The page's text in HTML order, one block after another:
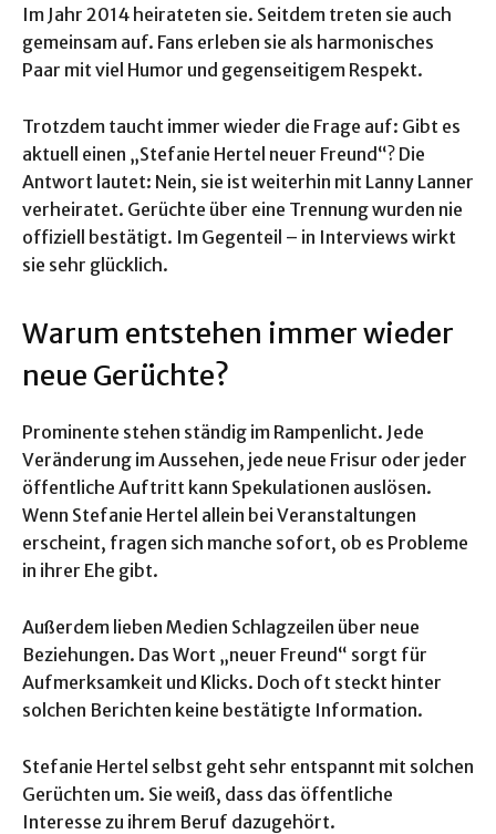
Im Jahr 2014 heirateten sie. Seitdem treten sie auch
gemeinsam auf. Fans erleben sie als harmonisches
Paar mit viel Humor und gegenseitigem Respekt.
Trotzdem taucht immer wieder die Frage auf: Gibt es
aktuell einen „Stefanie Hertel neuer Freund“? Die
Antwort lautet: Nein, sie ist weiterhin mit Lanny Lanner
verheiratet. Gerüchte über eine Trennung wurden nie
offiziell bestätigt. Im Gegenteil – in Interviews wirkt
sie sehr glücklich.
Warum entstehen immer wieder
neue Gerüchte?
Prominente stehen ständig im Rampenlicht. Jede
Veränderung im Aussehen, jede neue Frisur oder jeder
öffentliche Auftritt kann Spekulationen auslösen.
Wenn Stefanie Hertel allein bei Veranstaltungen
erscheint, fragen sich manche sofort, ob es Probleme
in ihrer Ehe gibt.
Außerdem lieben Medien Schlagzeilen über neue
Beziehungen. Das Wort „neuer Freund“ sorgt für
Aufmerksamkeit und Klicks. Doch oft steckt hinter
solchen Berichten keine bestätigte Information.
Stefanie Hertel selbst geht sehr entspannt mit solchen
Gerüchten um. Sie weiß, dass das öffentliche
Interesse zu ihrem Beruf dazugehört.